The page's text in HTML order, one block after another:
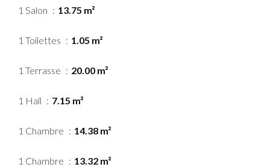
1 Salon 13.75 m²
1 Toilettes 1.05 m²
1 Terrasse 20.00 m²
1 Hall 7.15 m²
1 Chambre 14.38 m²
1 Chambre 13.32 m²